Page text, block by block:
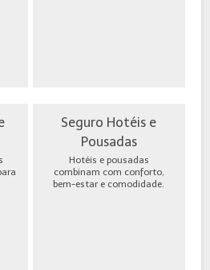
Seguro Hotéis e
Pousadas
Hotéis e pousadas
combinam com conforto,
bem-estar e comodidade.